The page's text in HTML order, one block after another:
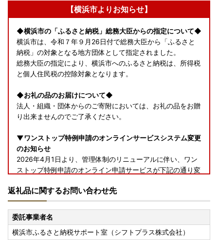
【横浜市よりお知らせ】
◆横浜市の「ふるさと納税」総務大臣からの指定について◆
横浜市は、令和７年９月26日付で総務大臣から「ふるさと
納税」の対象となる地方団体として指定されました。
総務大臣の指定により、横浜市へのふるさと納税は、所得税
と個人住民税の控除対象となります。
◆お礼の品のお届けについて◆
法人・組織・団体からのご寄附においては、お礼の品をお贈
り出来ませんのでご了承ください。
▼ワンストップ特例申請のオンラインサービスシステム変更
のお知らせ
2026年4月1日より、管理体制のリニューアルに伴い、ワン
ストップ特例申請のオンライン申請サービスが下記の通り変
【変更前】自治体マイページ
【変更後】ふるまど
つきましては、オンラインでのワンストップ特例申請をご希
返礼品に関するお問い合わせ先
委託事業者名
横浜市ふるさと納税サポート室（シフトプラス株式会社）